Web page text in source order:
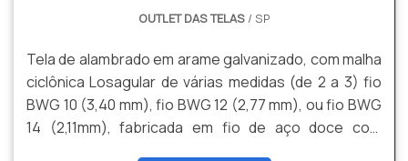
OUTLET DAS TELAS/ SP
Tela de alambrado em arame galvanizado, com malha
ciclônica Losagular de várias medidas (de 2 a 3) fio
BWG 10 (3,40 mm), fio BWG 12 (2,77 mm), ou fio BWG
14 (2,11mm), fabricada em fio de aço doce com